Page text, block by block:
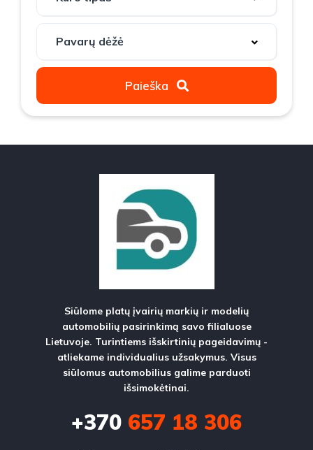
Paieška
Siūlome platų įvairių markių ir modelių
automobilių pasirinkimą savo filialuose
Lietuvoje. Turintiems išskirtinių pageidavimų -
atliekame individualius užsakymus. Visus
siūlomus automobilius galime parduoti
išsimokėtinai.
+370 657 18 306